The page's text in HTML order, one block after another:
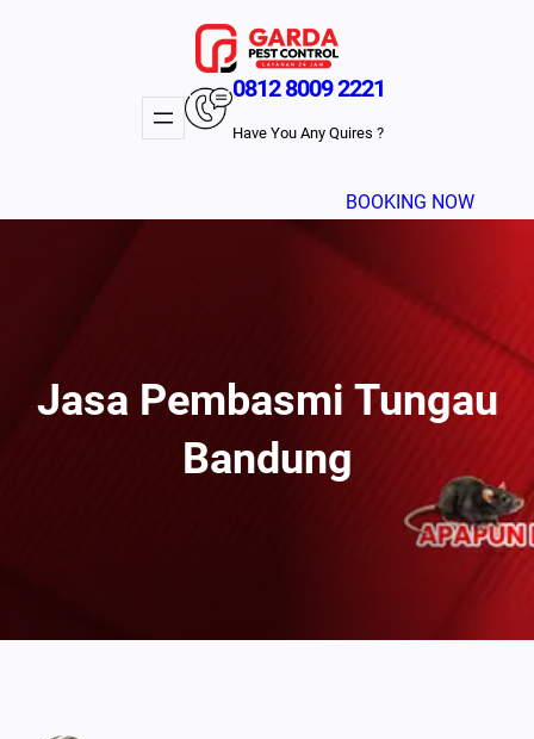
0812 8009 2221
Have You Any Quires ?
BOOKING NOW
Jasa Pembasmi Tungau
Bandung